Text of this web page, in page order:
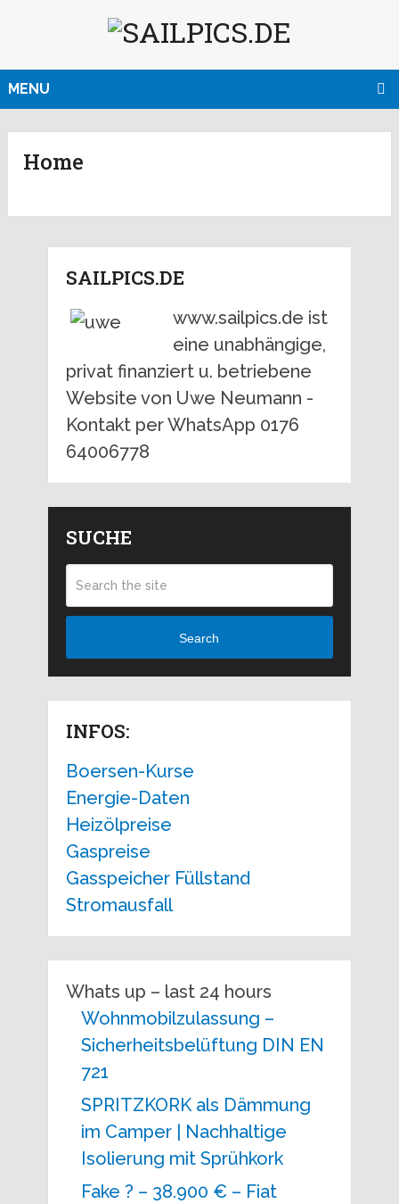
MENU
Home
SAILPICS.DE
www.sailpics.de ist
eine unabhängige,
privat finanziert u. betriebene
Website von Uwe Neumann -
Kontakt per WhatsApp 0176
64006778
SUCHE
Search
INFOS:
Boersen-Kurse
Energie-Daten
Heizölpreise
Gaspreise
Gasspeicher Füllstand
Stromausfall
Whats up – last 24 hours
Wohnmobilzulassung –
Sicherheitsbelüftung DIN EN
721
SPRITZKORK als Dämmung
im Camper | Nachhaltige
Isolierung mit Sprühkork
Fake ? – 38.900 € – Fiat